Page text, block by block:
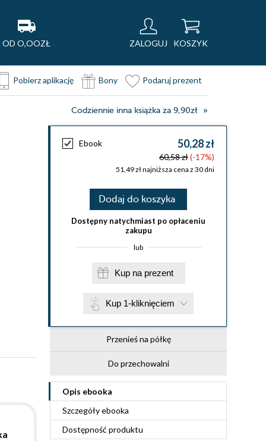
OD O,OOZŁ ZALOGUJ KOSZYK
Pobierz aplikację Bony Podaruj prezent
Codziennie inna książka za 9,90zł
Ebook 50,28 zł
60,58 zł(-17%)
51,49 zł najniższa cena z 30 dni
Dodaj do koszyka
Dostępny natychmiast po opłaceniu
zakupu
lub
Kup na prezent
Kup 1-kliknięciem
Przenieś na półkę
Do przechowalni
Opis ebooka
Szczegółyebooka
Dostępność produktu